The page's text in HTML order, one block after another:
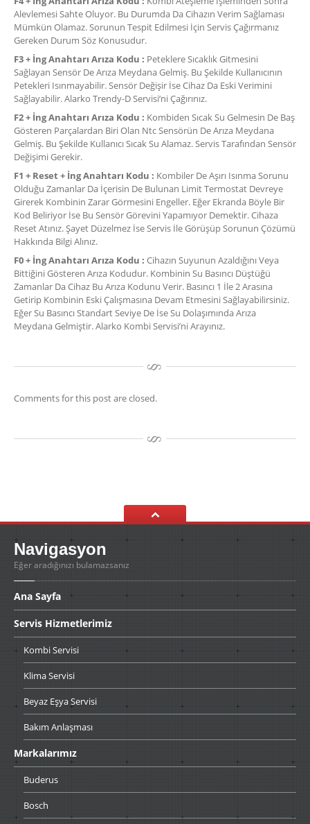
Alevlemesi Sahte Oluyor. Bu Durumda Da Cihazın Verim Sağlaması
Mümkün Olamaz. Sorunun Tespit Edilmesi İçin Servis Çağırmanız
Gereken Durum Söz Konusudur.
F3 + İng Anahtarı Arıza Kodu : Peteklere Sıcaklık Gitmesini
Sağlayan Sensör De Arıza Meydana Gelmiş. Bu Şekilde Kullanıcının
Petekleri Isınmayabilir. Sensör Değişir İse Cihaz Da Eski Verimini
Sağlayabilir. Alarko Trendy-D Servisi’ni Çağırınız.
F2 + İng Anahtarı Arıza Kodu : Kombiden Sıcak Su Gelmesin De Baş
Gösteren Parçalardan Biri Olan Ntc Sensörün De Arıza Meydana
Gelmiş. Bu Şekilde Kullanıcı Sıcak Su Alamaz. Servis Tarafından Sensör
Değişimi Gerekir.
F1 + Reset + İng Anahtarı Kodu : Kombiler De Aşırı Isınma Sorunu
Olduğu Zamanlar Da İçerisin De Bulunan Limit Termostat Devreye
Girerek Kombinin Zarar Görmesini Engeller. Eğer Ekranda Böyle Bir
Kod Beliriyor İse Bu Sensör Görevini Yapamıyor Demektir. Cihaza
Reset Atınız. Şayet Düzelmez İse Servis İle Görüşüp Sorunun Çözümü
Hakkında Bilgi Alınız.
F0 + İng Anahtarı Arıza Kodu : Cihazın Suyunun Azaldığını Veya
Bittiğini Gösteren Arıza Kodudur. Kombinin Su Basıncı Düştüğü
Zamanlar Da Cihaz Bu Arıza Kodunu Verir. Basıncı 1 İle 2 Arasına
Getirip Kombinin Eski Çalışmasına Devam Etmesini Sağlayabilirsiniz.
Eğer Su Basıncı Standart Seviye De İse Su Dolaşımında Arıza
Meydana Gelmiştir. Alarko Kombi Servisi’ni Arayınız.
Comments for this post are closed.
Navigasyon
Eğer aradığınızı bulamazsanız
Ana Sayfa
Servis Hizmetlerimiz
KombiServisi
KlimaServisi
Beyaz Eşya Servisi
Bakım Anlaşması
Markalarımız
Buderus
Bosch